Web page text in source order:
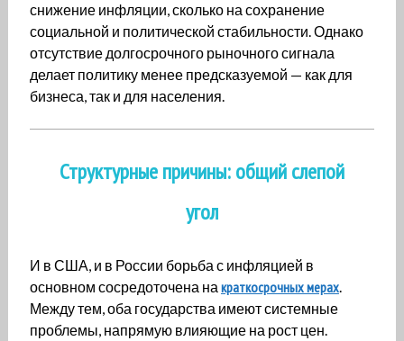
снижение инфляции, сколько на сохранение
социальной и политической стабильности. Однако
отсутствие долгосрочного рыночного сигнала
делает политику менее предсказуемой — как для
бизнеса, так и для населения.
Структурные причины: общий слепой
угол
И в США, и в России борьба с инфляцией в
основном сосредоточена на краткосрочных мерах.
Между тем, оба государства имеют системные
проблемы, напрямую влияющие на рост цен.